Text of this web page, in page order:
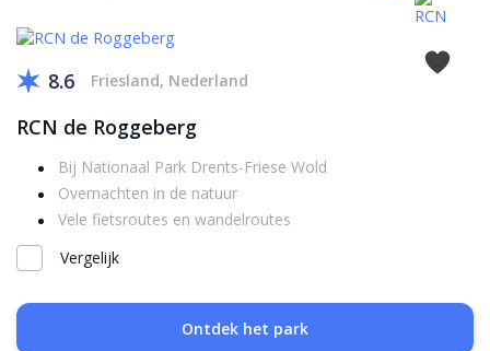
8.6 Friesland, Nederland
RCN de Roggeberg
Bij Nationaal Park Drents-Friese Wold
Overnachten in de natuur
Vele fietsroutes en wandelroutes
Vergelijk
Ontdek het park